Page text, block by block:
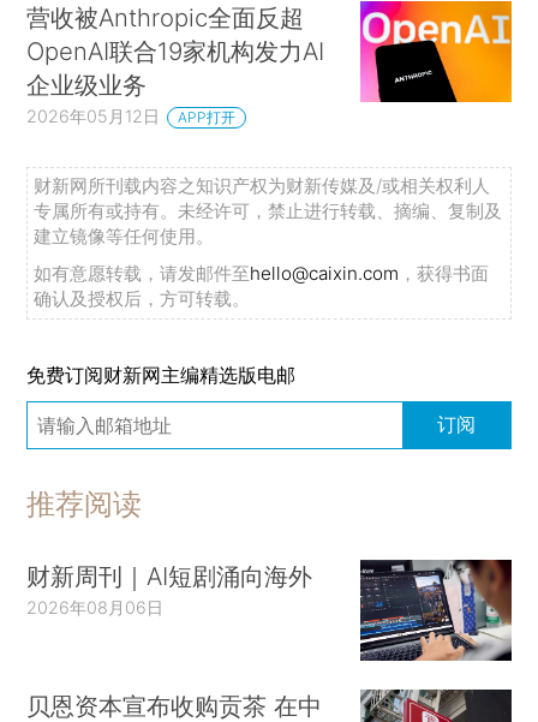
营收被Anthropic全面反超
OpenAI联合19家机构发力AI
企业级业务
2026年05月12日 APP打开
财新网所刊载内容之知识产权为财新传媒及/或相关权利人
专属所有或持有。未经许可，禁止进行转载、摘编、复制及
建立镜像等任何使用。
如有意愿转载，请发邮件至hello@caixin.com ，获得书面
确认及授权后，方可转载。
免费订阅财新网主编精选版电邮
订阅
推荐阅读
财新周刊｜AI短剧涌向海外
2026年08月06日
贝恩资本宣布收购贡茶 在中